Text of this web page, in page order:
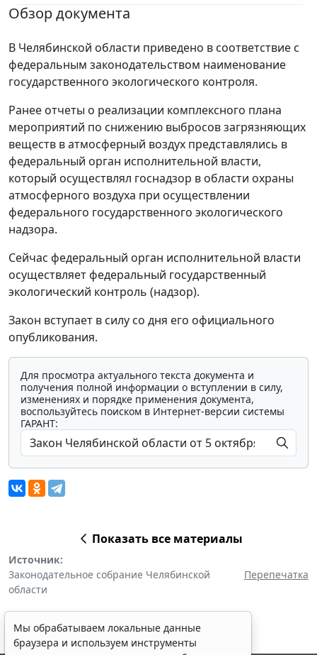
Обзор документа
В Челябинской области приведено в соответствие с
федеральным законодательством наименование
государственного экологического контроля.
Ранее отчеты о реализации комплексного плана
мероприятий по снижению выбросов загрязняющих
веществ в атмосферный воздух представлялись в
федеральный орган исполнительной власти,
который осуществлял госнадзор в области охраны
атмосферного воздуха при осуществлении
федерального государственного экологического
надзора.
Сейчас федеральный орган исполнительной власти
осуществляет федеральный государственный
экологический контроль (надзор).
Закон вступает в силу со дня его официального
опубликования.
Для просмотра актуального текста документа и
получения полной информации о вступлении в силу,
изменениях и порядке применения документа,
воспользуйтесь поиском в Интернет-версии системы
ГАРАНТ:
Показать все материалы
Источник:
Законодательное собрание Челябинской
области
Перепечатка
Мы обрабатываем локальные данные
браузера и используем инструменты